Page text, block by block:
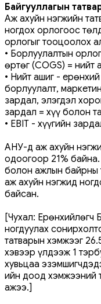
Байгууллагын
Аж ахуйн нэгжийн
ногдох орлогоос
орлогыг тооцоолох
• Борлуулалтын
өртөг (COGS) = нийт
• Нийт ашиг -
борлуулалт,
зардал, элэгдэл
зардал = хүү болон
• EBIT - хүүгийн
АНУ-д аж ахуйн
одоогоор 21%
болон ажлын байрны
аж ахуйн нэгжид
байсан.
[Чухал: Ерөнхийлөгч
ногдуулах
татварын хэмжээг
хэвээр үлдээж 1
хувьцаа
ийн доод хэмжээний
ажээ.]